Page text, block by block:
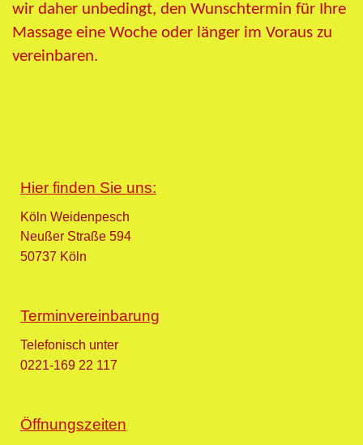
wir daher unbedingt, den Wunschtermin für Ihre
Massage eine Woche oder länger im Voraus zu
vereinbaren.
Hier finden Sie uns:
Köln Weidenpesch
Neußer Straße 594
50737 Köln
Terminvereinbarung
Telefonisch unter
0221-169 22 117
Öffnungszeiten